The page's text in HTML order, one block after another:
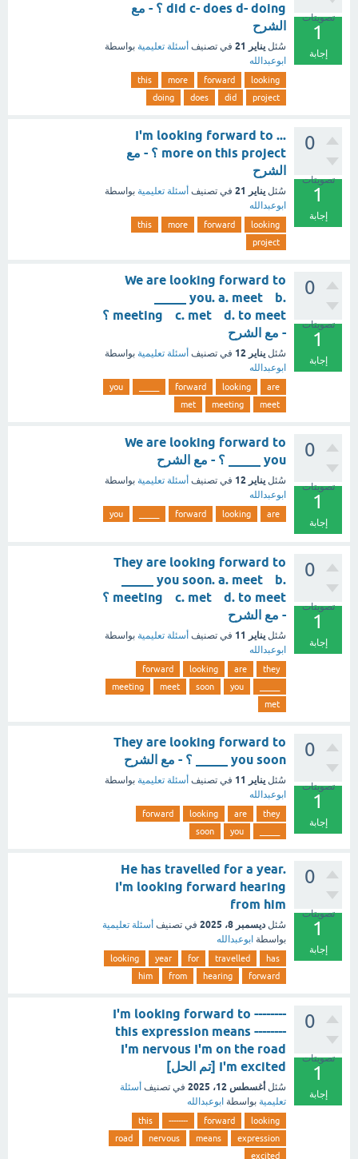
تصويتات
1
إجابة
did c- does d- doing ؟ - مع
الشرح
سُئل يناير 21 في تصنيف أسئلة تعليمية بواسطة
ابوعبدالله
looking
forward
more
this
project
did
does
doing
0
تصويتات
1
إجابة
I'm looking forward to ...
more on this project ؟ - مع
الشرح
سُئل يناير 21 في تصنيف أسئلة تعليمية بواسطة
ابوعبدالله
looking
forward
more
this
project
0
تصويتات
1
إجابة
We are looking forward to
_____ you. a. meet b.
meeting c. met d. to meet ؟
- مع الشرح
سُئل يناير 12 في تصنيف أسئلة تعليمية بواسطة
ابوعبدالله
are
looking
forward
you
meet
meeting
met
0
تصويتات
1
إجابة
We are looking forward to
_____ you ؟ - مع الشرح
سُئل يناير 12 في تصنيف أسئلة تعليمية بواسطة
ابوعبدالله
are
looking
forward
you
0
تصويتات
1
إجابة
They are looking forward to
_____ you soon. a. meet b.
meeting c. met d. to meet ؟
- مع الشرح
سُئل يناير 11 في تصنيف أسئلة تعليمية بواسطة
ابوعبدالله
they
are
looking
forward
you
soon
meet
meeting
met
0
تصويتات
1
إجابة
They are looking forward to
_____ you soon ؟ - مع الشرح
سُئل يناير 11 في تصنيف أسئلة تعليمية بواسطة
ابوعبدالله
they
are
looking
forward
you
soon
0
تصويتات
1
إجابة
He has travelled for a year.
I'm looking forward hearing
from him
سُئل ديسمبر 8، 2025 في تصنيف أسئلة تعليمية
بواسطة ابوعبدالله
has
travelled
for
year
looking
forward
hearing
from
him
0
تصويتات
1
إجابة
I'm looking forward to --------
this expression means --------
I'm nervous I'm on the road
I'm excited [تم الحل]
سُئل أغسطس 12، 2025 في تصنيف أسئلة
تعليمية بواسطة ابوعبدالله
looking
forward
--------
this
expression
means
nervous
road
excited